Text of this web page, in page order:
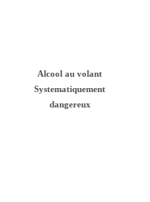
Alcool au volant
Systematiquement
dangereux